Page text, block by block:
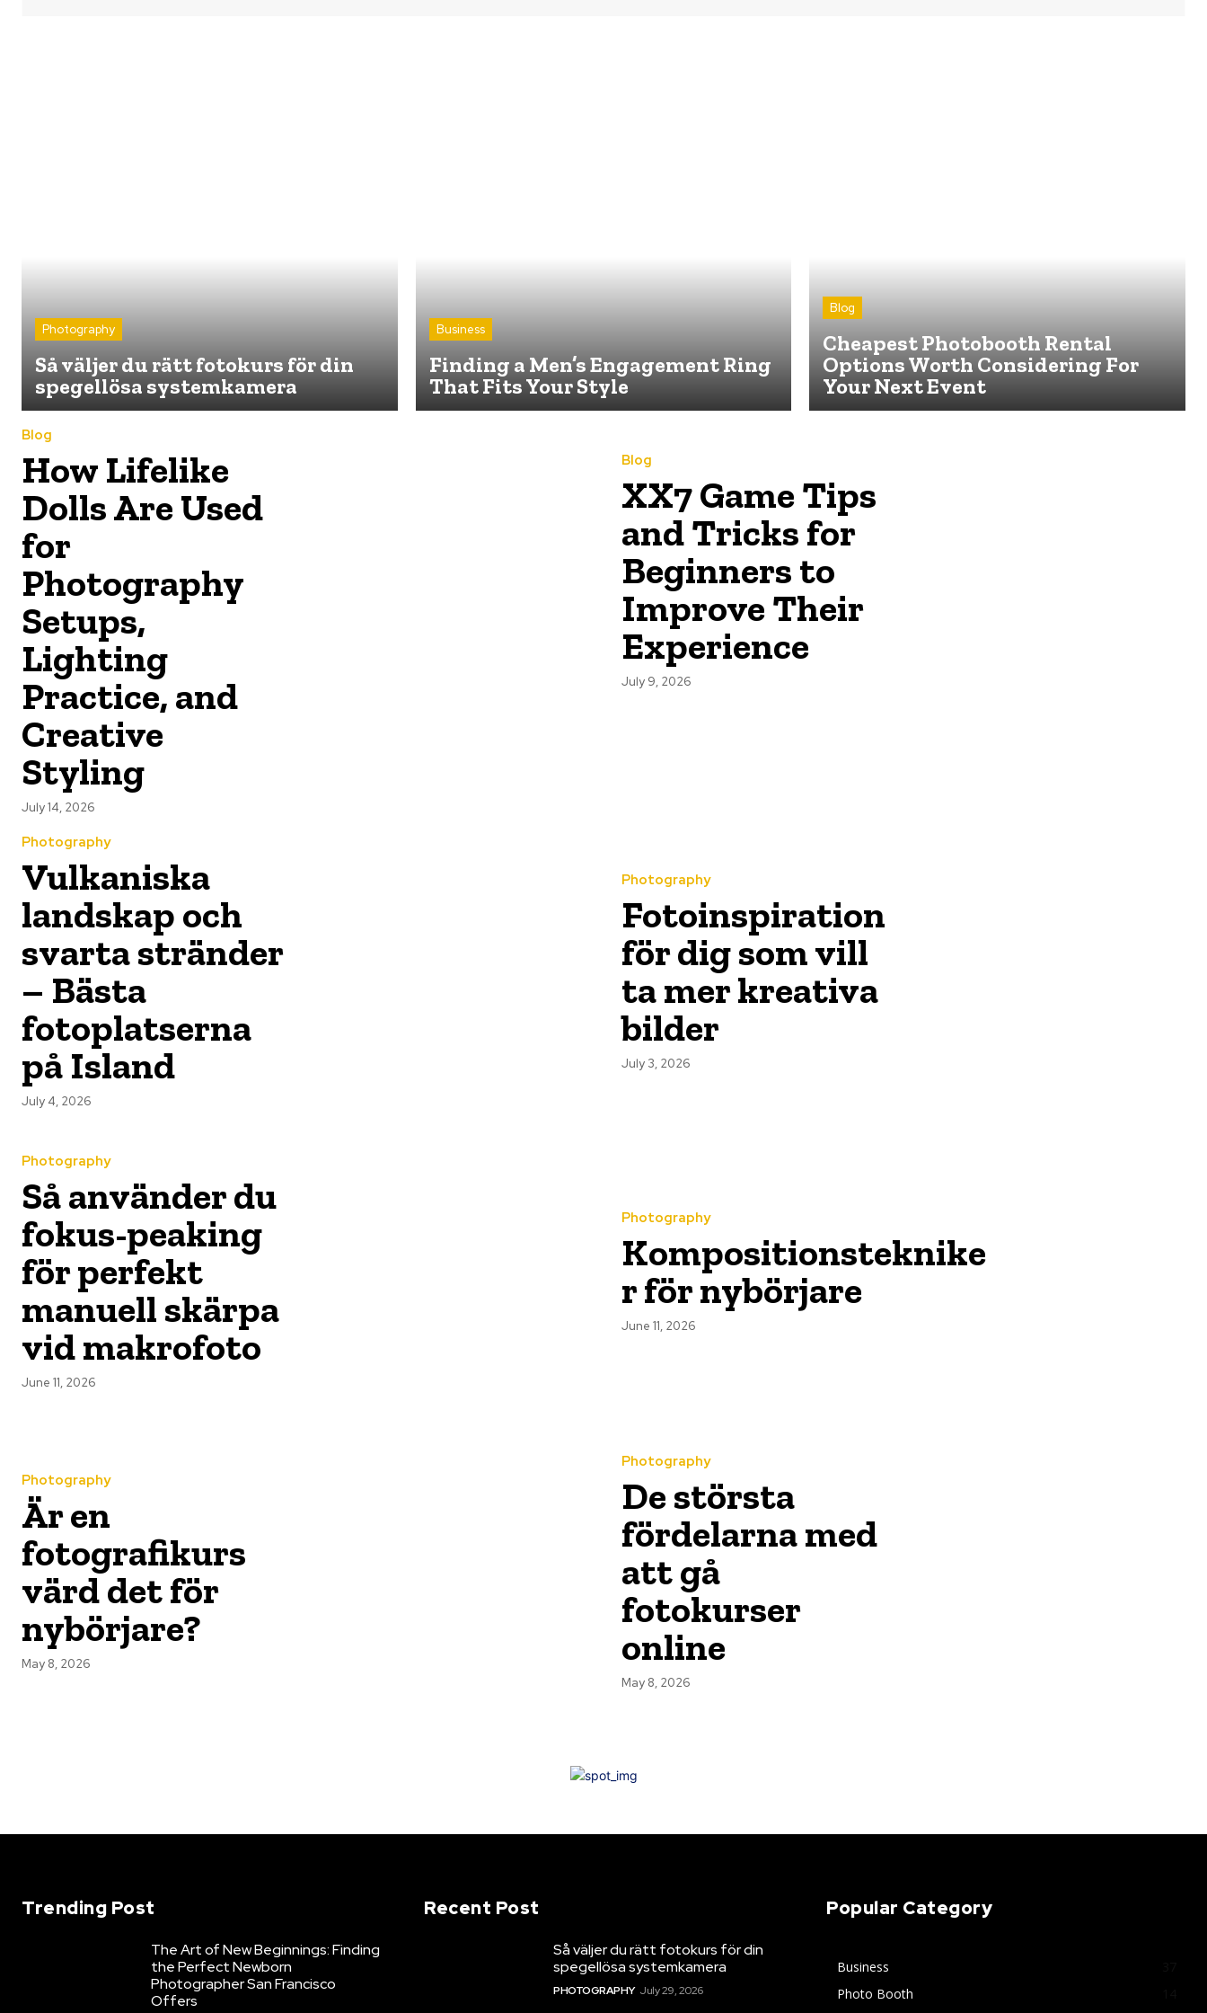
Photography
Så väljer du rätt fotokurs för din
spegellösa systemkamera
Business
Finding a Men’s Engagement Ring
That Fits Your Style
Blog
Cheapest Photobooth Rental
Options Worth Considering For
Your Next Event
Blog
How Lifelike
Dolls Are Used
for
Photography
Setups,
Lighting
Practice, and
Creative
Styling
July 14, 2026
Blog
XX7 Game Tips
and Tricks for
Beginners to
Improve Their
Experience
July 9, 2026
Photography
Vulkaniska
landskap och
svarta stränder
– Bästa
fotoplatserna
på Island
July 4, 2026
Photography
Fotoinspiration
för dig som vill
ta mer kreativa
bilder
July 3, 2026
Photography
Så använder du
fokus-peaking
för perfekt
manuell skärpa
vid makrofoto
June 11, 2026
Photography
Kompositionsteknike
r för nybörjare
June 11, 2026
Photography
Är en
fotografikurs
värd det för
nybörjare?
May 8, 2026
Photography
De största
fördelarna med
att gå
fotokurser
online
May 8, 2026
Trending Post
The Art of New Beginnings: Finding
the Perfect Newborn
Photographer San Francisco
Offers
Recent Post
Så väljer du rätt fotokurs för din
spegellösa systemkamera
PHOTOGRAPHY July 29, 2026
Popular Category
Business
Photo Booth